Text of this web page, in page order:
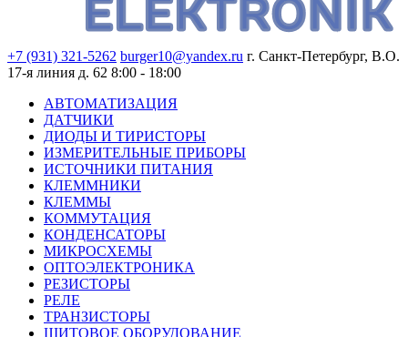
+7 (931) 321-5262 burger10@yandex.ru г. Санкт-Петербург, В.О.
17-я линия д. 62 8:00 - 18:00
АВТОМАТИЗАЦИЯ
ДАТЧИКИ
ДИОДЫ И ТИРИСТОРЫ
ИЗМЕРИТЕЛЬНЫЕ ПРИБОРЫ
ИСТОЧНИКИ ПИТАНИЯ
КЛЕММНИКИ
КЛЕММЫ
КОММУТАЦИЯ
КОНДЕНСАТОРЫ
МИКРОСХЕМЫ
ОПТОЭЛЕКТРОНИКА
РЕЗИСТОРЫ
РЕЛЕ
ТРАНЗИСТОРЫ
ЩИТОВОЕ ОБОРУДОВАНИЕ